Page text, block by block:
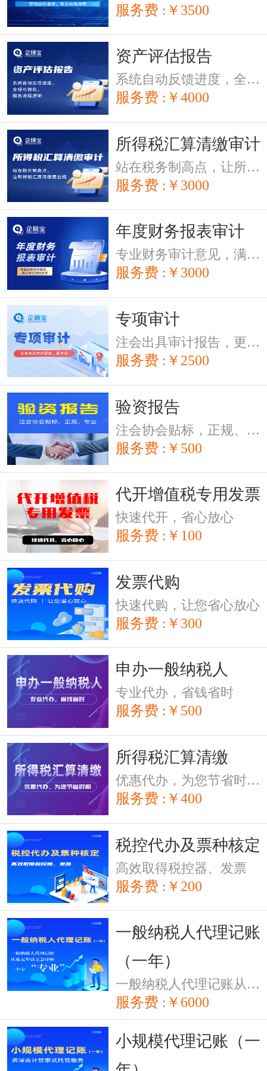
服务费 :￥3500
资产评估报告
系统自动反馈进度，全程可视化，服务流程透明。
服务费 :￥4000
所得税汇算清缴审计
站在税务制高点，让所得税汇算清缴更合规
服务费 :￥3000
年度财务报表审计
专业财务审计意见，满足第三方的要求
服务费 :￥3000
专项审计
注会出具审计报告，更专业
服务费 :￥2500
验资报告
注会协会贴标，正规、专业
服务费 :￥500
代开增值税专用发票
快速代开，省心放心
服务费 :￥100
发票代购
快速代购，让您省心放心
服务费 :￥300
申办一般纳税人
专业代办，省钱省时
服务费 :￥500
所得税汇算清缴
优惠代办，为您节省时间。
服务费 :￥400
税控代办及票种核定
高效取得税控器、发票
服务费 :￥200
一般纳税人代理记账
（一年）
一般纳税人代理记账从业五年以上会计师，一个字“专业“
服务费 :￥6000
小规模代理记账（一